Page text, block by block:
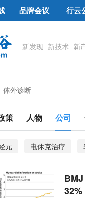
品牌会议 行云
体外诊断
策 人物 公司
元 电休克治疗
G蛋白偶联受体 μ-阿
32%